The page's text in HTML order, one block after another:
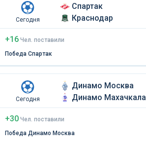
Сегодня
Спартак
Краснодар
+16 Чел поставили
Победа Спартак
Сегодня
Динамо Москва
Динамо Махачкала
+30 Чел поставили
Победа Динамо Москва